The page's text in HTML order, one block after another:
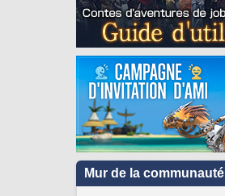
Mur de la communauté